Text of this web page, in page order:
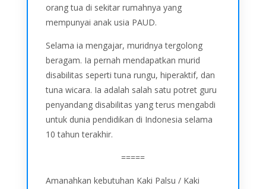
orang tua di sekitar rumahnya yang
mempunyai anak usia PAUD.
Selama ia mengajar, muridnya tergolong
beragam. Ia pernah mendapatkan murid
disabilitas seperti tuna rungu, hiperaktif, dan
tuna wicara. Ia adalah salah satu potret guru
penyandang disabilitas yang terus mengabdi
untuk dunia pendidikan di Indonesia selama
10 tahun terakhir.
=====
Amanahkan kebutuhan Kaki Palsu / Kaki